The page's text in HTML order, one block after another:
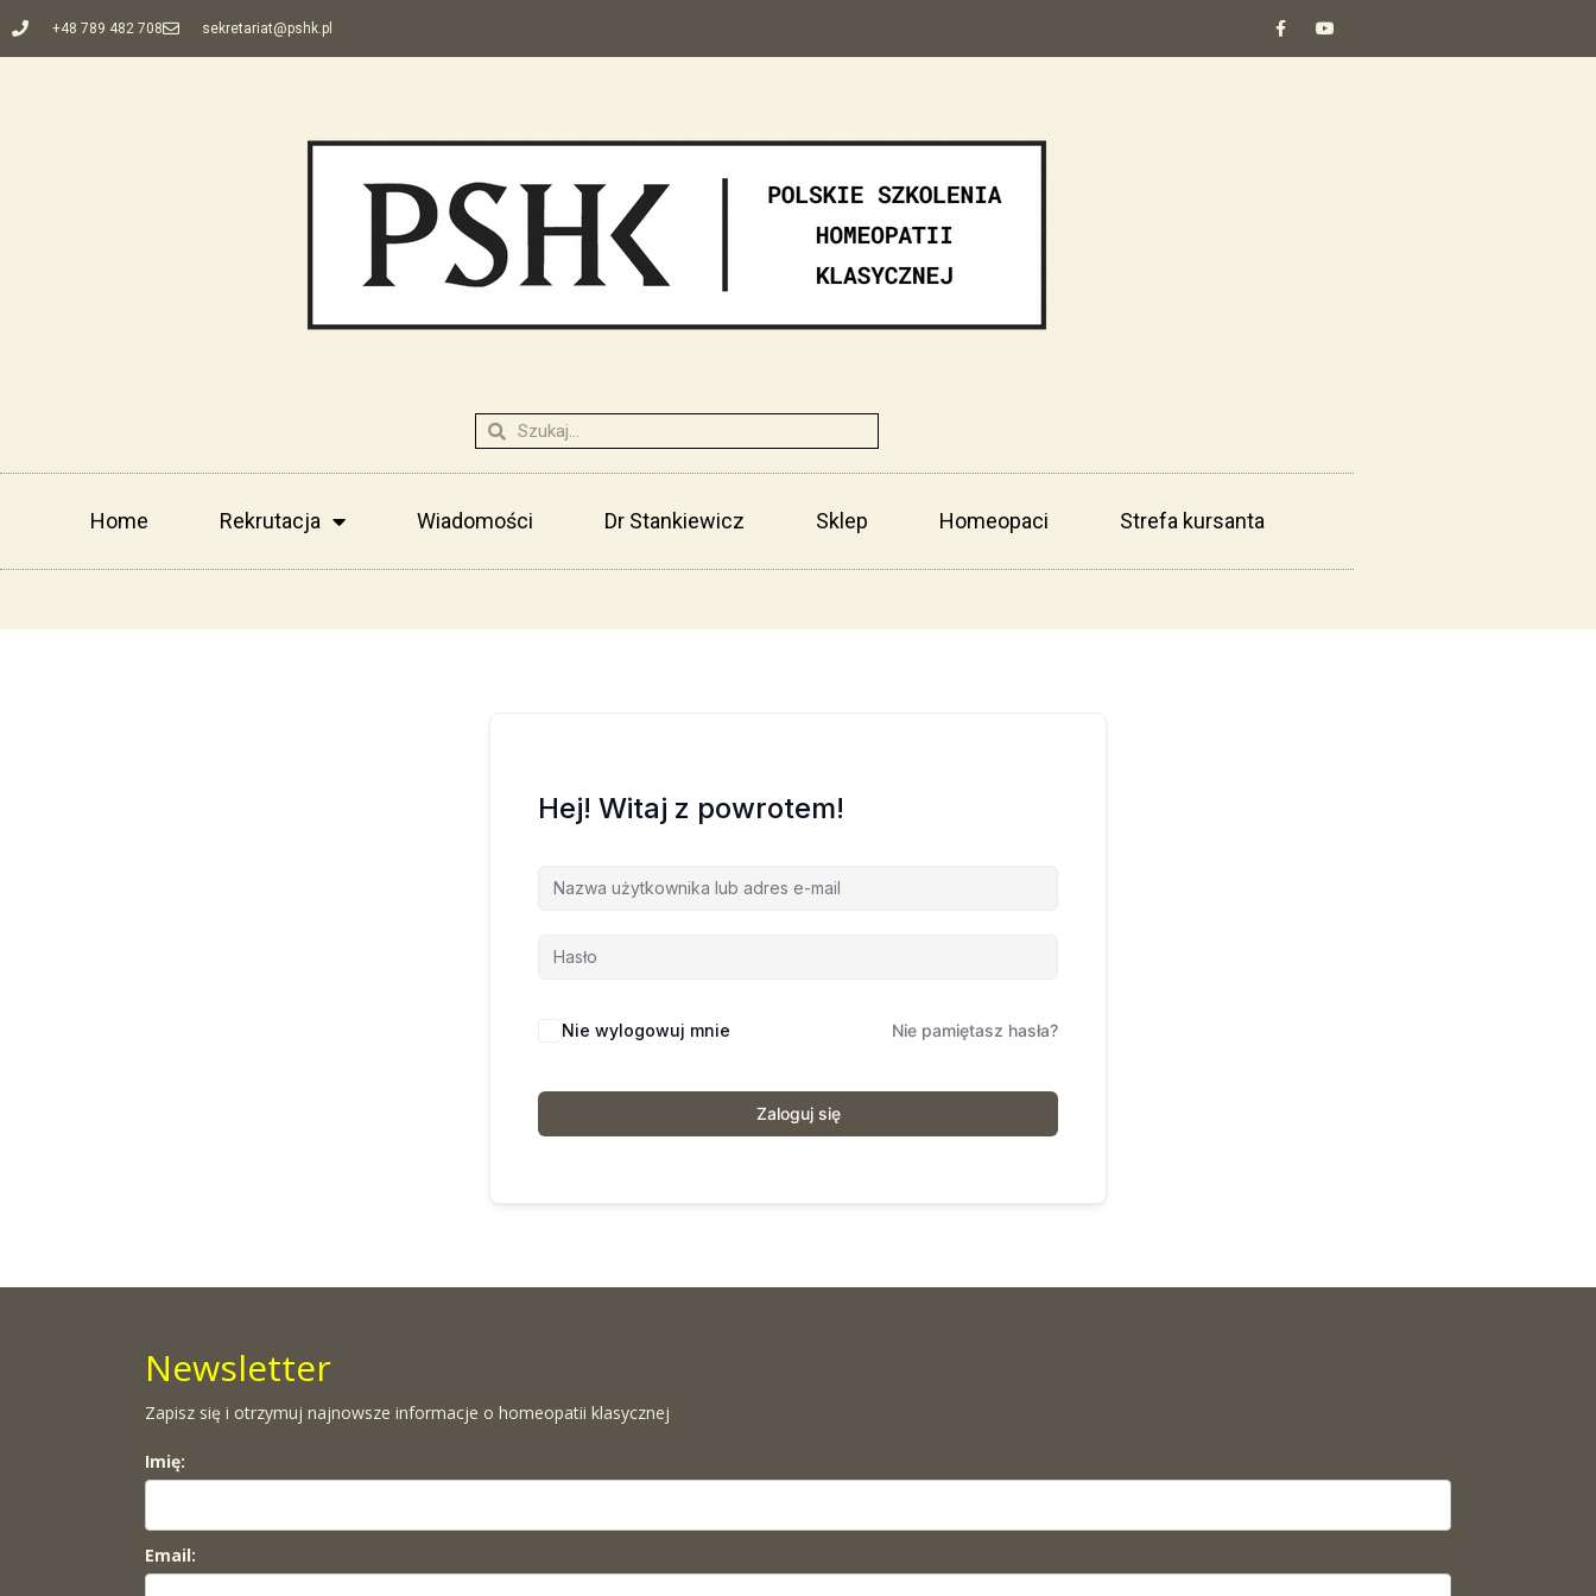
+48 789 482 708 sekretariat@pshk.pl
Home Rekrutacja Wiadomości Dr Stankiewicz Sklep Homeopaci Strefa kursanta
Hej! Witaj z powrotem!
Nie wylogowuj mnie Nie pamiętasz hasła?
Zaloguj się
Newsletter
Zapisz się i otrzymuj najnowsze informacje o homeopatii klasycznej
Imię:
Email: